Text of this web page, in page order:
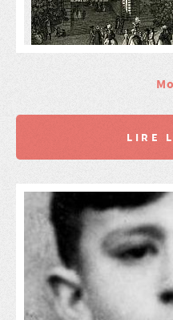
LIRE